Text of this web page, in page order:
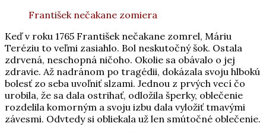
František nečakane zomiera
Keď v roku 1765 František nečakane zomrel, Máriu
Teréziu to veľmi zasiahlo. Bol neskutočný šok. Ostala
zdrvená, neschopná ničoho. Okolie sa obávalo o jej
zdravie. Až nadránom po tragédii, dokázala svoju hlbokú
bolesť zo seba uvoľniť slzami. Jednou z prvých vecí čo
urobila, že sa dala ostrihať, odložila šperky, oblečenie
rozdelila komorným a svoju izbu dala vyložiť tmavými
závesmi. Odvtedy si obliekala už len smútočné oblečenie.